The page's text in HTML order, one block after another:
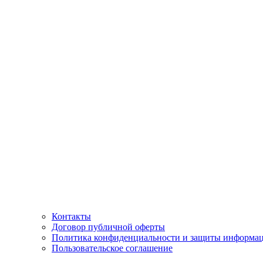
Контакты
Договор публичной оферты
Политика конфиденциальности и защиты
Пользовательское соглашение